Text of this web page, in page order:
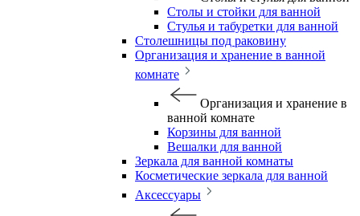
Столы и стойки для ванной
Стулья и табуретки для ванной
Столешницы под раковину
Организация и хранение в ванной
комнате
Организация и хранение в
ванной комнате
Корзины для ванной
Вешалки для ванной
Зеркала для ванной комнаты
Косметические зеркала для ванной
Аксессуары